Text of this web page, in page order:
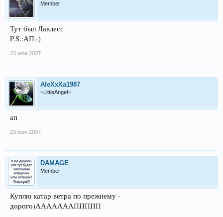
Member
Тут был Лавлесс
P.S.:АП=)
23 июн 2007
AleXxXa1987
~LittleAngel~
ап
23 июн 2007
DAMAGE
Member
Куплю катар ветра по прежнему -
дорого)АААААААППППП